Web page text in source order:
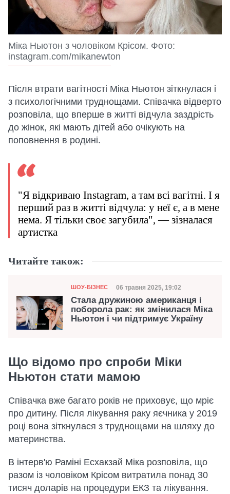
Міка Ньютон з чоловіком Крісом. Фото:
instagram.com/mikanewton
Після втрати вагітності Міка Ньютон зіткнулася і
з психологічними труднощами. Співачка відверто
розповіла, що вперше в житті відчула заздрість
до жінок, які мають дітей або очікують на
поповнення в родині.
"Я відкриваю Instagram, а там всі вагітні. І я
перший раз в житті відчула: у неї є, а в мене
нема. Я тільки своє загубила", — зізналася
артистка
Читайте також:
Категорія
ШОУ-БІЗНЕС Дата публікації
06 травня 2025, 19:02
Стала дружиною американця і
поборола рак: як змінилася Міка
Ньютон і чи підтримує Україну
Що відомо про спроби Міки
Ньютон стати мамою
Співачка вже багато років не приховує, що мріє
про дитину. Після лікування раку яєчника у 2019
році вона зіткнулася з труднощами на шляху до
материнства.
В інтерв'ю Раміні Есхакзай Міка розповіла, що
разом із чоловіком Крісом витратила понад 30
тисяч доларів на процедури ЕКЗ та лікування.